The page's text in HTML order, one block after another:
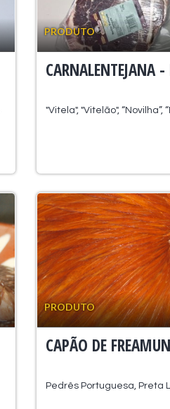
PRODUTO
CARNALENTEJANA -
"Vitela", "Vitelão", “Novilha”,
PRODUTO
CAPÃO DE
Pedrês Portuguesa, Preta